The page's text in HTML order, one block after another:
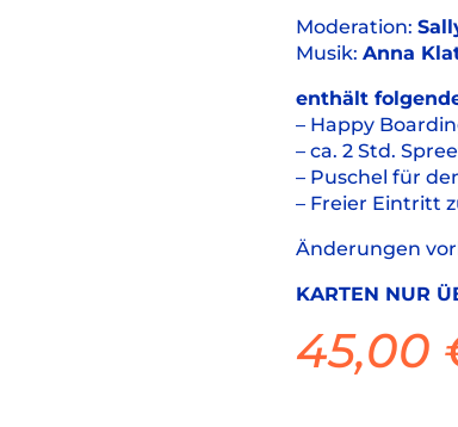
Moderation:
Musik: Anna
enthält
– Happy
– ca. 2 Std.
– Puschel für
– Freier Eintritt
Änderungen
KARTEN NUR
45,00